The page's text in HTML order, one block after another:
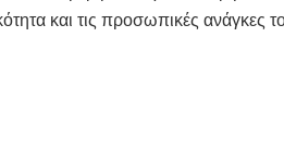
και τις προσωπικές ανάγκες